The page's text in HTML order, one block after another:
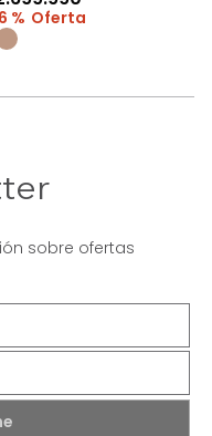
%
sobre ofertas